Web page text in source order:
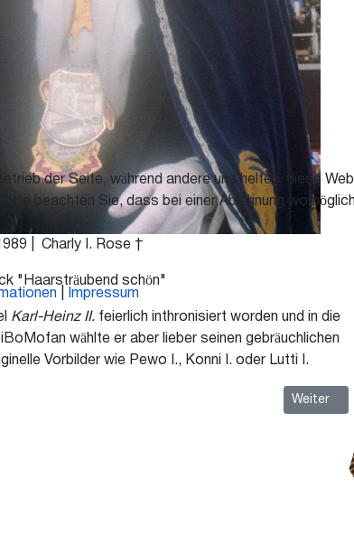
| Charly I. Rose †
"Haarsträubend schön"
Karl-Heinz II. feierlich inthronisiert worden und in die
wählte er aber lieber seinen gebräuchlichen
Vorbilder wie Pewo I., Konni I. oder Lutti I.
Nächster
Weiter
der Seite, während andere uns helfen, diese
beachten Sie, dass bei einer Ablehnung
| Impressum